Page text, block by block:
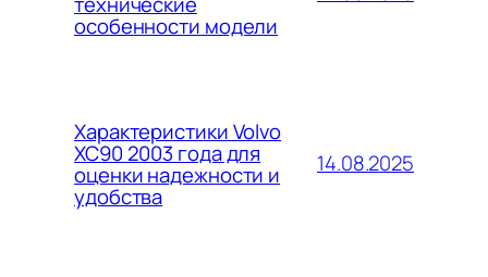
особенности модели
Характеристики Volvo
XC90 2003 года для
оценки надежности и
удобства
14.08.2025